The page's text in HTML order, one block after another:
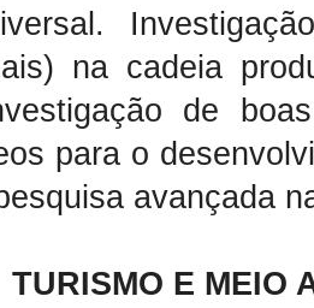
na cadeia
de
para o
avançada
E MEIO